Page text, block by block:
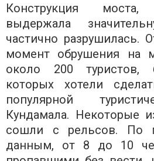
Конструкция
выдержала
частично разрушилась.
момент обрушения на
около 200 туристов,
которых хотели
популярной
Кундамала. Некоторые
сошли с рельсов. По
данным, от 8 до 10